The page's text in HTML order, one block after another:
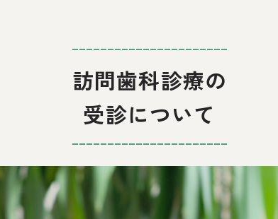
訪問歯科診療の
受診について